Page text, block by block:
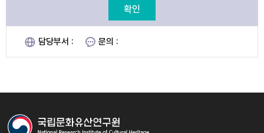
확인
담당부서 : 문의 :